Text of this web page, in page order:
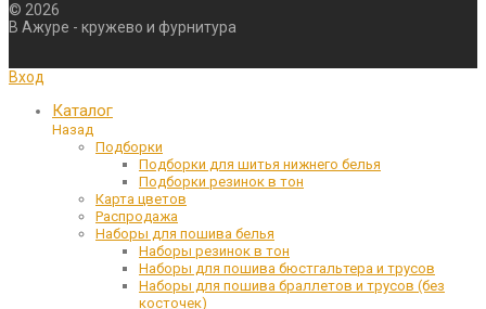
© 2026
В Ажуре - кружево и фурнитура
Вход
Каталог
Назад
Подборки
Подборки для шитья нижнего белья
Подборки резинок в тон
Карта цветов
Распродажа
Наборы для пошива белья
Наборы резинок в тон
Наборы для пошива бюстгальтера и трусов
Наборы для пошива браллетов и трусов (без
косточек)